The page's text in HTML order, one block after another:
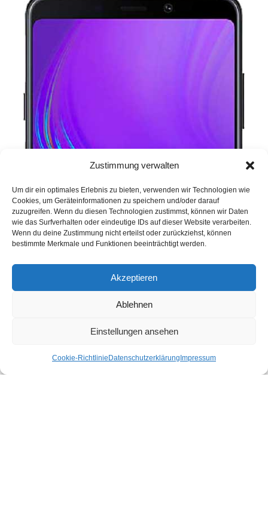
Zustimmung verwalten
Um dir ein optimales Erlebnis zu bieten, verwenden wir Technologien wie
Cookies, um Geräteinformationen zu speichern und/oder darauf
zuzugreifen. Wenn du diesen Technologien zustimmst, können wir Daten
wie das Surfverhalten oder eindeutige IDs auf dieser Website verarbeiten.
Wenn du deine Zustimmung nicht erteilst oder zurückziehst, können
bestimmte Merkmale und Funktionen beeinträchtigt werden.
Akzeptieren
Ablehnen
Einstellungen ansehen
Cookie-Richtlinie Datenschutzerklärung Impressum